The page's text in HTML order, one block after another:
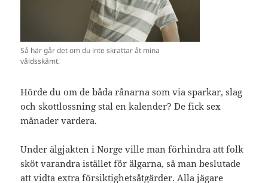
Så här går det om du inte skrattar åt mina
våldsskämt.
Hörde du om de båda rånarna som via sparkar, slag
och skottlossning stal en kalender? De fick sex
månader vardera.
Under älgjakten i Norge ville man förhindra att folk
sköt varandra istället för älgarna, så man beslutade
att vidta extra försiktighetsåtgärder. Alla jägare